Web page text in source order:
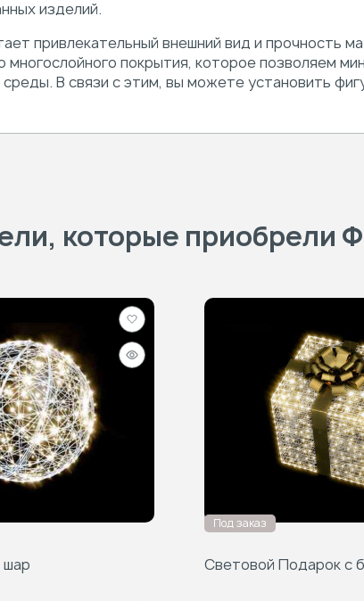
изделий.
привлекательный внешний вид и прочность
многослойного покрытия, которое позволяем
В связи с этим, вы можете установить
которые приобрели
Добавить
в
избранное
Быстрый
просмотр
Под заказ
Световой Подарок с